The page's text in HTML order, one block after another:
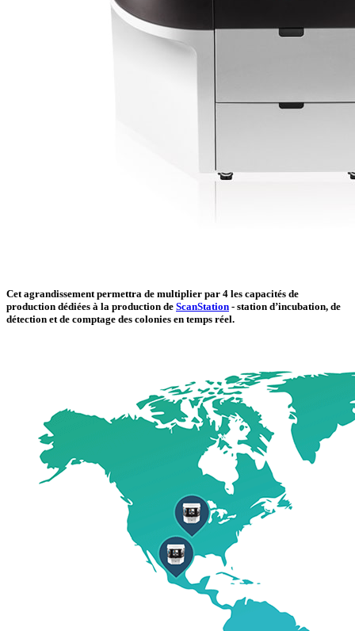
Cet agrandissement permettra de multiplier par 4 les capacités de
production dédiées à la production de ScanStation - station d’incubation, de
détection et de comptage des colonies en temps réel.